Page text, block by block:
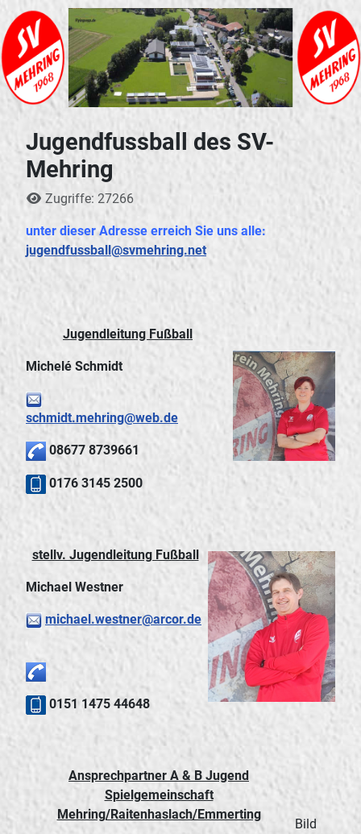
Jugendfussball des SV-
Mehring
DetailsZugriffe: 27266
unter dieser Adresse erreich Sie uns alle:
jugendfussball@svmehring.net
Jugendleitung Fußball
Michelé Schmidt
schmidt.mehring@web.de
08677 8739661
0176 3145 2500
stellv. Jugendleitung Fußball
Michael Westner
michael.westner@arcor.de
0151 1475 44648
Ansprechpartner A & B Jugend
Spielgemeinschaft
Mehring/Raitenhaslach/Emmerting
Bild